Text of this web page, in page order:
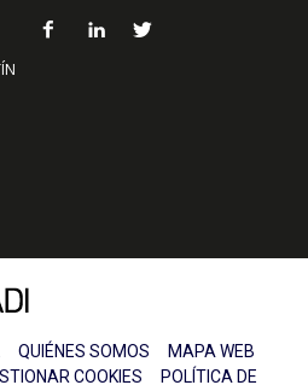
QUIÉNES SOMOS
MAPA WEB
COOKIES POLÍTICA DE